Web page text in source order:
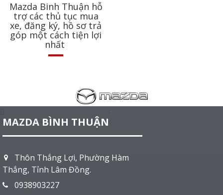
Mazda Binh Thuận hỗ
trợ các thủ tục mua
xe, đăng ký, hồ sơ trả
góp một cách tiện lợi
nhất
MAZDA BÌNH THUẬN
Thôn Thắng Lợi, Phường Hàm
Thắng, Tỉnh Lâm Đồng.
0938903227